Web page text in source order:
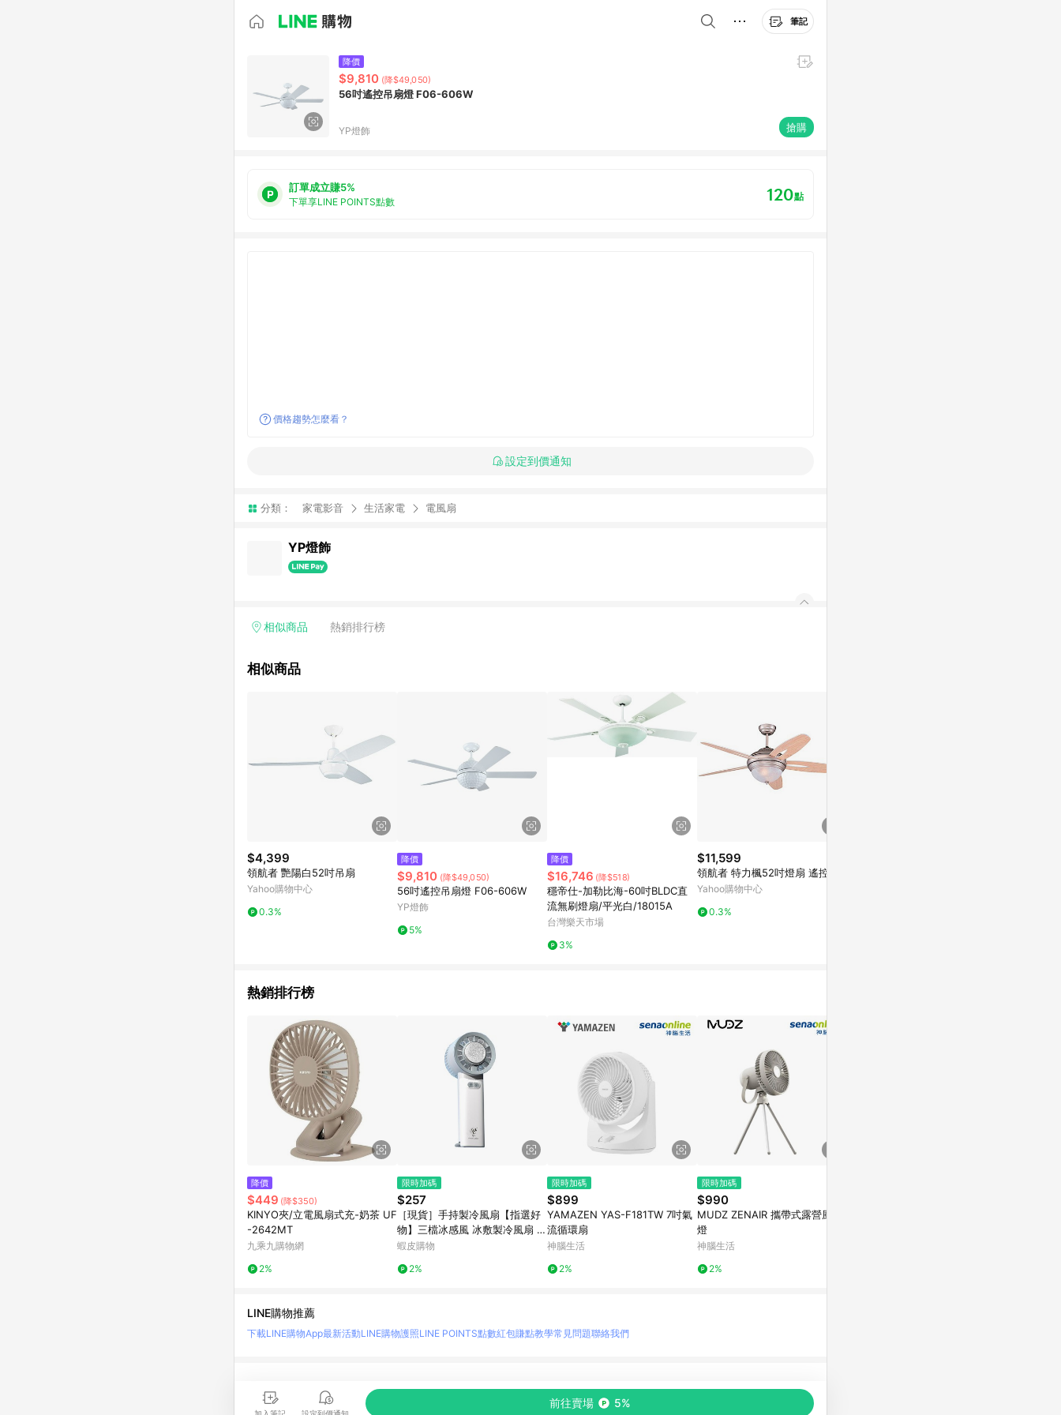
筆記
降價
$9,810 (降$49,050)
56吋遙控吊扇燈 F06-606W
YP燈飾 搶購
訂單成立賺5%
下單享LINE POINTS點數 120點
價格趨勢怎麼看？
設定到價通知
分類： 家電影音 生活家電 電風扇
YP燈飾
相似商品 熱銷排行榜
相似商品
$4,399
領航者 艷陽白52吋吊扇
Yahoo購物中心
0.3%
降價
$9,810 (降$49,050)
56吋遙控吊扇燈 F06-606W
YP燈飾
5%
降價
$16,746 (降$518)
穩帝仕-加勒比海-60吋BLDC直
流無刷燈扇/平光白/18015A
台灣樂天市場
3%
$11,599
領航者 特力楓52吋燈扇 遙控款
Yahoo購物中心
0.3%
熱銷排行榜
降價
$449 (降$350)
KINYO夾/立電風扇式充-奶茶 UF
-2642MT
九乘九購物網
2%
限時加碼
$257
［現貨］手持製冷風扇【指選好
物】三檔冰感風 冰敷製冷風扇 冰
敷風扇 手持風扇 小風扇 製冷風
蝦皮購物
2%
限時加碼
$899
YAMAZEN YAS-F181TW 7吋氣
流循環扇
神腦生活
2%
限時加碼
$990
MUDZ ZENAIR 攜帶式露營風扇
燈
神腦生活
2%
前往賣場 5%
LINE購物推薦
下載LINE購物App最新活動LINE購物護照LINE POINTS點數紅包賺點教學常見問題聯絡我們
LINE 購物是匯集購物情報與商品資訊的整合性平台，並依購物情報中的趨勢與風格做合作網路商家的延伸商品推薦，商品資料更新會有
時間差，請務必點擊商品至各合作網路商家，確認現售價與購物條件，一切資訊以合作廠商網頁為準。